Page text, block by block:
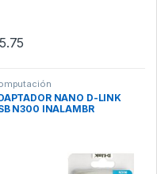
5.75
NANO D-LINK
N300 INALAMBR